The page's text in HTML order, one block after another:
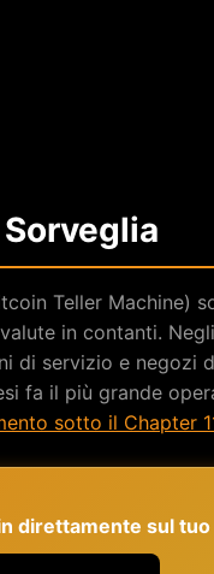
Teller Machine)
in contanti.
di servizio e negozi
fa il più grande
sotto il Chapter
direttamente sul tuo